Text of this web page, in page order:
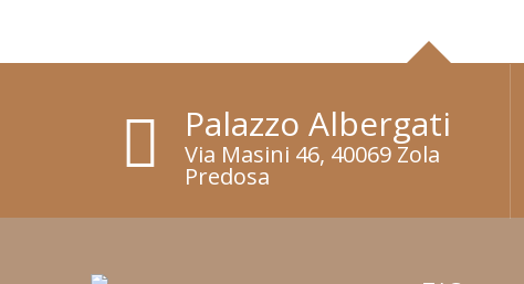
Palazzo Albergati
Via Masini 46, 40069 Zola
Predosa